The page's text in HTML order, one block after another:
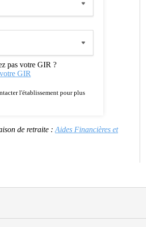
pas votre GIR ?
GIR
l'établissement pour plus
de retraite : Aides Financières et